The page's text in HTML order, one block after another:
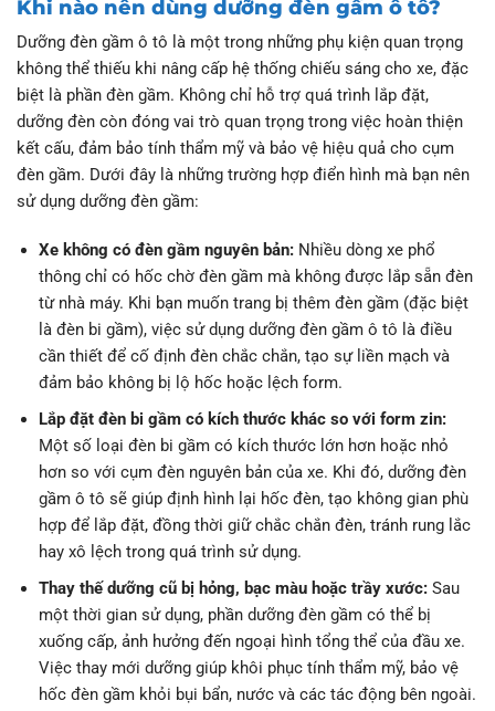
Khi nào nên dùng dưỡng đèn gầm ô tô?
Dưỡng đèn gầm ô tô là một trong những phụ kiện quan trọng
không thể thiếu khi nâng cấp hệ thống chiếu sáng cho xe, đặc
biệt là phần đèn gầm. Không chỉ hỗ trợ quá trình lắp đặt,
dưỡng đèn còn đóng vai trò quan trọng trong việc hoàn thiện
kết cấu, đảm bảo tính thẩm mỹ và bảo vệ hiệu quả cho cụm
đèn gầm. Dưới đây là những trường hợp điển hình mà bạn nên
sử dụng dưỡng đèn gầm:
Xe không có đèn gầm nguyên bản:Nhiều dòng xe phổ
thông chỉ có hốc chờ đèn gầm mà không được lắp sẵn đèn
từ nhà máy. Khi bạn muốn trang bị thêm đèn gầm (đặc biệt
là đèn bi gầm), việc sử dụng dưỡng đèn gầm ô tô là điều
cần thiết để cố định đèn chắc chắn, tạo sự liền mạch và
đảm bảo không bị lộ hốc hoặc lệch form.
Lắp đặt đèn bi gầm có kích thước khác so với form zin:
Một số loại đèn bi gầm có kích thước lớn hơn hoặc nhỏ
hơn so với cụm đèn nguyên bản của xe. Khi đó, dưỡng đèn
gầm ô tô sẽ giúp định hình lại hốc đèn, tạo không gian phù
hợp để lắp đặt, đồng thời giữ chắc chắn đèn, tránh rung lắc
hay xô lệch trong quá trình sử dụng.
Thay thế dưỡng cũ bị hỏng, bạc màu hoặc trầy xước:Sau
một thời gian sử dụng, phần dưỡng đèn gầm có thể bị
xuống cấp, ảnh hưởng đến ngoại hình tổng thể của đầu xe.
Việc thay mới dưỡng giúp khôi phục tính thẩm mỹ, bảo vệ
hốc đèn gầm khỏi bụi bẩn, nước và các tác động bên ngoài.